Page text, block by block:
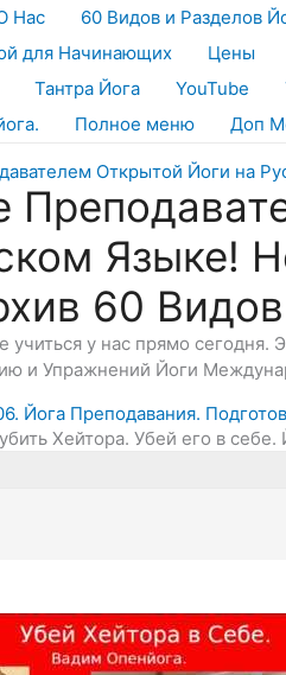
Нас 60 Видов и Разделов
для Начинающих
Цены
Тантра Йога YouTube
Полное меню Доп
Языке!
60
учиться у нас прямо
и Упражнений Йоги
Йога Преподавания.
Хейтора. Убей его в